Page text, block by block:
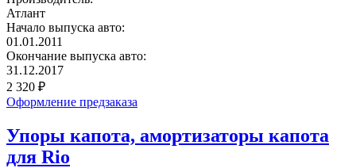
Атлант
Начало выпуска авто:
01.01.2011
Окончание выпуска авто:
31.12.2017
2 320 ₽
Оформление предзаказа
Упоры капота, амортизаторы капота
для Rio